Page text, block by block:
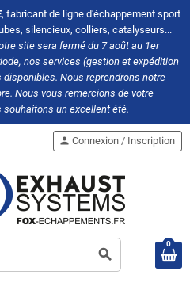
, fabricant de ligne d'échappement sport
silencieux, colliers, catalyseurs...
site sera fermé du 7 août au 1er
nos services (gestion et expédition
Nous reprendrons notre
Nous vous remercions de votre
un excellent été.
search
person Connexion / Inscription
0